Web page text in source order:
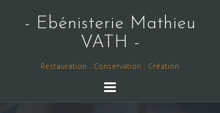
- Ebénisterie Mathieu
VATH -
Restauration . Conservation . Création